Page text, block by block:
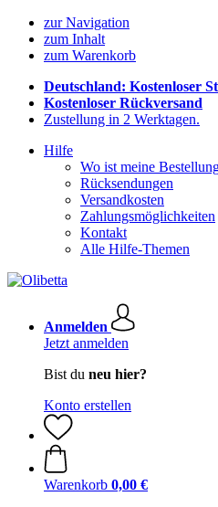
zur Navigation
zum Inhalt
zum Warenkorb
Deutschland: Kostenloser
Kostenloser Rückversand
Zustellung in 2 Werktagen.
Hilfe
Wo ist meine
Rücksendungen
Versandkosten
Zahlungsmöglichkeiten
Kontakt
Alle Hilfe-Themen
Anmelden
Jetzt anmelden
Bist du neu hier?
Konto erstellen
Warenkorb 0,00 €